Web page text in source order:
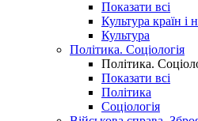
Показати всі
Культура країн і
Культура
Політика. Соціологія
Політика.
Показати всі
Політика
Соціологія